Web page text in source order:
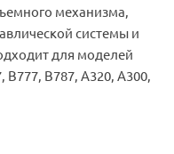
механизма,
системы и
для моделей
B777, B787, A320, A300,